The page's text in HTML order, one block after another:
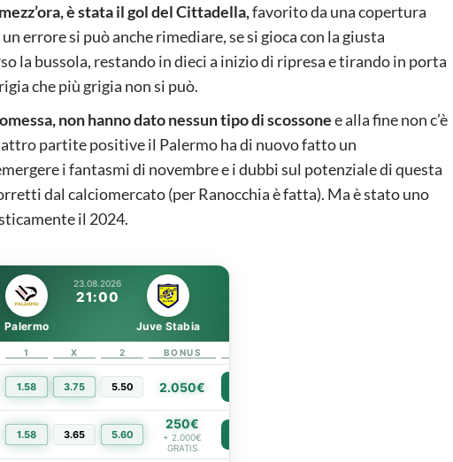
è stata il gol del Cittadella,favorito da una copertura
errore si può anche rimediare, se si gioca con la giusta
la bussola, restando in dieci a inizio di ripresa e tirando in porta
che più grigia non si può.
non hanno dato nessun tipo di scossonee alla fine non c’è
partite positive il Palermo ha di nuovo fatto un
i fantasmi di novembre e i dubbi sul potenziale di questa
dal calciomercato (per Ranocchia è fatta). Ma è stato uno
il 2024.
23.08.2026
21:00
Palermo Juve Stabia
1 X 2 BONUS
1.58 3.75 5.50 2.050€
1.58 3.65 5.60
250€
+ 2.000€
GRATIS